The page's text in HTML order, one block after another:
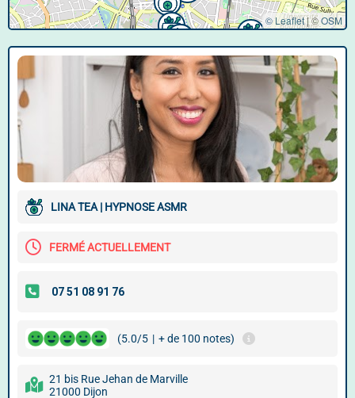
© Leaflet|©OSM
LINA TEA | HYPNOSE ASMR
FERMÉ ACTUELLEMENT
(5.0/5 | + de 100 notes)
21 bis Rue Jehan de Marville
21000 Dijon